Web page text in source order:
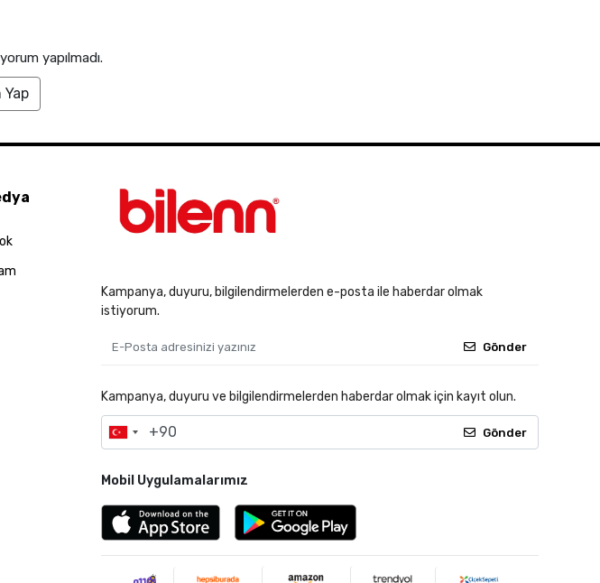
yapılmadı.
Yap
Kampanya, duyuru, bilgilendirmelerden e-posta ile haberdar olmak
istiyorum.
Gönder
Kampanya, duyuru ve bilgilendirmelerden haberdar olmak için kayıt olun.
Gönder
Mobil Uygulamalarımız